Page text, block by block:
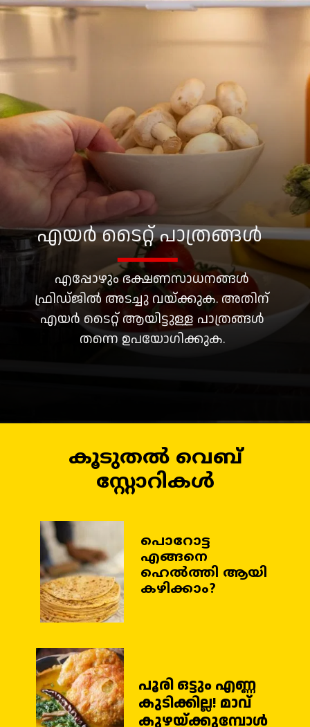
എപ്പോഴും ഭക്ഷണസാധനങ്ങൾ
ഫ്രിഡ്ജിൽ അടച്ചു വയ്ക്കുക. അതിന്
എയർ ടൈറ്റ് ആയിട്ടുള്ള പാത്രങ്ങൾ
തന്നെ ഉപയോഗിക്കുക.
എയർ ടൈറ്റ് പാത്രങ്ങൾ
കൂടുതൽ വെബ്
സ്റ്റോറികൾ
പൊറോട്ട
എങ്ങനെ
ഹെൽത്തി ആയി
കഴിക്കാം?
പൂരി ഒട്ടും എണ്ണ
കുടിക്കില്ല! മാവ്
കുഴയ്ക്കുമ്പോൾ